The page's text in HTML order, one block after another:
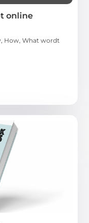
online
How, What wordt